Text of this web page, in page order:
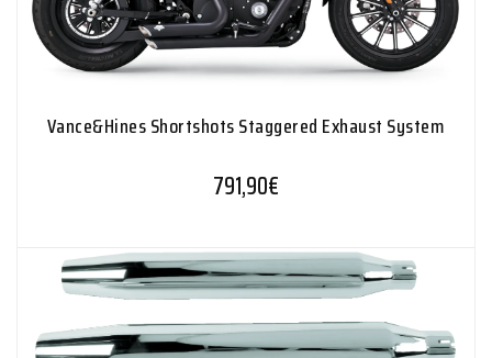
Vance&Hines Shortshots Staggered Exhaust System
791,90€